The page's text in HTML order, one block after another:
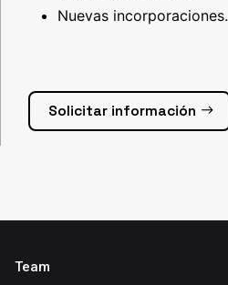
Nuevas incorporaciones.
Solicitar información
Team